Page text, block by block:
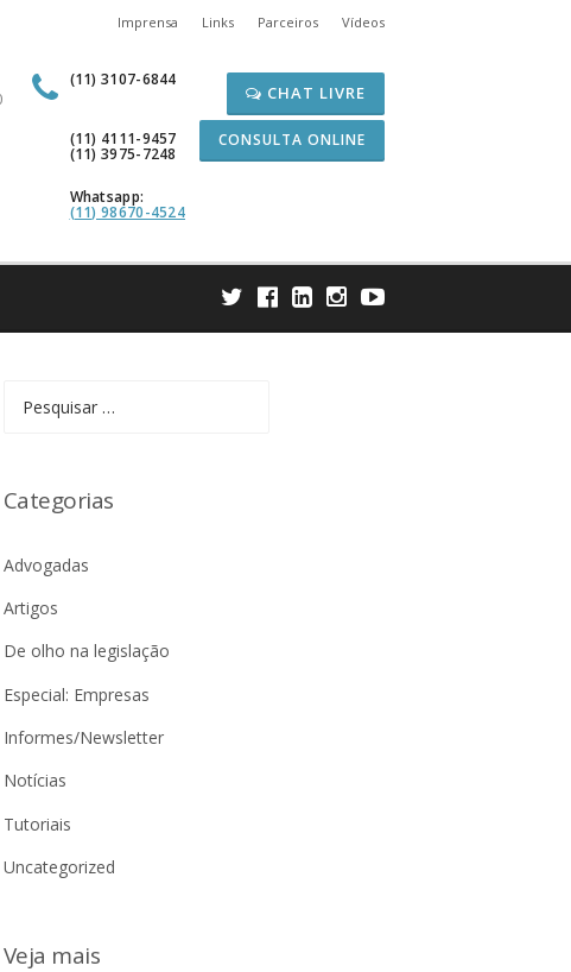
Imprensa Links Parceiros Vídeos
(11) 3107-6844
(11) 4111-9457
(11) 3975-7248
Whatsapp:
(11) 98670-4524
CHAT LIVRE
CONSULTA ONLINE
por:
Categorias
Advogadas
Artigos
De olho na legislação
Especial: Empresas
Informes/Newsletter
Notícias
Tutoriais
Uncategorized
Veja mais